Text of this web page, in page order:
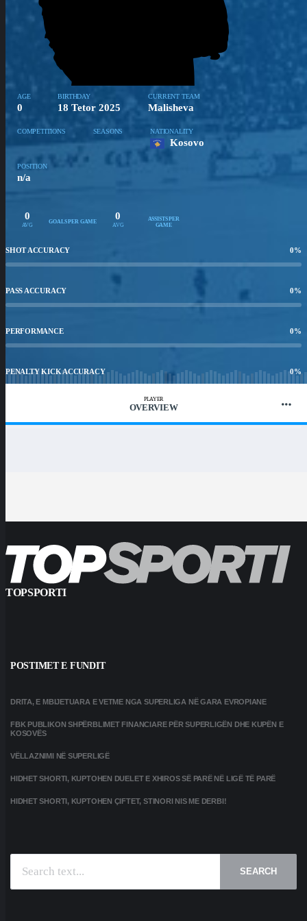
AGE
0
BIRTHDAY
18 Tetor 2025
CURRENT TEAM
Malisheva
COMPETITIONS SEASONS NATIONALITY
Kosovo
POSITION
n/a
0
AVG GOALS PER GAME
0
AVG
ASSISTS PER
GAME
SHOT ACCURACY 0%
PASS ACCURACY 0%
PERFORMANCE 0%
PENALTY KICK ACCURACY 0%
PLAYER
OVERVIEW
TOPSPORTI
POSTIMET E FUNDIT
DRITA, E MBIJETUARA E VETME NGA SUPERLIGA NË GARA EVROPIANE
FBK PUBLIKON SHPËRBLIMET FINANCIARE PËR SUPERLIGËN DHE KUPËN E
KOSOVËS
VËLLAZNIMI NË SUPERLIGË
HIDHET SHORTI, KUPTOHEN DUELET E XHIROS SË PARË NË LIGË TË PARË
HIDHET SHORTI, KUPTOHEN ÇIFTET, STINORI NIS ME DERBI!
SEARCH